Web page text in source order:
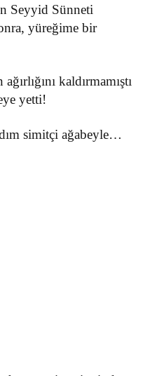
Seyyid Sünneti
yüreğime bir
kaldırmamıştı
yetti!
simitçi ağabeyle…